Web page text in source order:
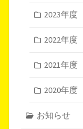
2023年度
2022年度
2021年度
2020年度
お知らせ